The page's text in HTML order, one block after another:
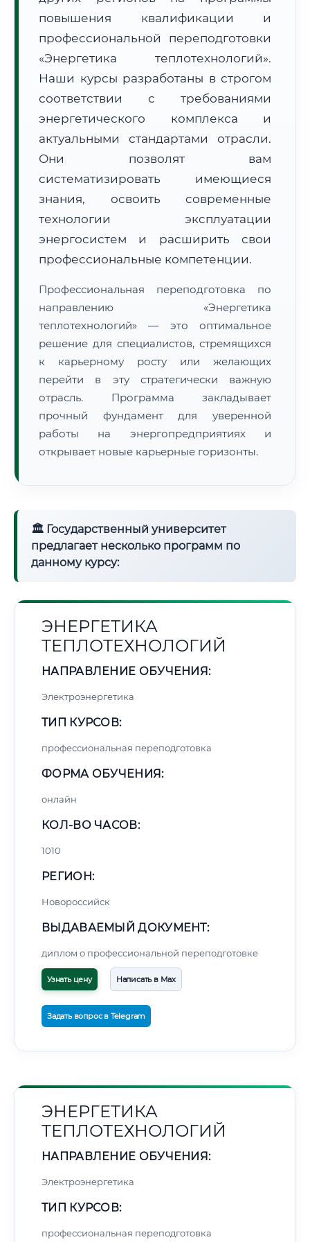
Расчет логистики оригиналов:
• Экспресс-доставка СДЭК / Почтой:
5–7 рабочих дней
🔍 Нажмите на документ для увеличения и просмотра
повышения квалификации и
профессиональной переподготовки
«Энергетика теплотехнологий».
Наши курсы разработаны в строгом
соответствии с требованиями
энергетического комплекса и
актуальными стандартами отрасли.
Они позволят вам
систематизировать имеющиеся
знания, освоить современные
технологии эксплуатации
энергосистем и расширить свои
профессиональные компетенции.
Профессиональная переподготовка по
направлению «Энергетика
теплотехнологий» — это оптимальное
решение для специалистов, стремящихся
к карьерному росту или желающих
перейти в эту стратегически важную
отрасль. Программа закладывает
прочный фундамент для уверенной
работы на энергопредприятиях и
открывает новые карьерные горизонты.
🏛 Государственный университет
предлагает несколько программ по
данному курсу:
ЭНЕРГЕТИКА
ТЕПЛОТЕХНОЛОГИЙ
НАПРАВЛЕНИЕ ОБУЧЕНИЯ:
Электроэнергетика
ТИП КУРСОВ:
профессиональная переподготовка
ФОРМА ОБУЧЕНИЯ:
онлайн
КОЛ-ВО ЧАСОВ:
1010
РЕГИОН:
Новороссийск
ВЫДАВАЕМЫЙ ДОКУМЕНТ:
диплом о профессиональной переподготовке
Узнать цену Написать в Max
Задать вопрос в Telegram
ЭНЕРГЕТИКА
ТЕПЛОТЕХНОЛОГИЙ
НАПРАВЛЕНИЕ ОБУЧЕНИЯ:
Электроэнергетика
ТИП КУРСОВ:
профессиональная переподготовка